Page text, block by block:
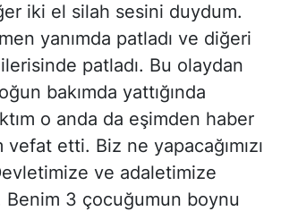
iki el silah sesini duydum.
yanımda patladı ve diğeri
patladı. Bu olaydan
bakımda yattığında
o anda da eşimden haber
etti. Biz ne yapacağımızı
ve adaletimize
Benim 3 çocuğumun boynu